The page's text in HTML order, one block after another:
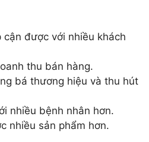
được với nhiều khách
thu bán hàng.
bá thương hiệu và thu hút
nhiều bệnh nhân hơn.
nhiều sản phẩm hơn.